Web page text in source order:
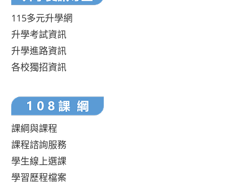
115多元升學網
升學考試資訊
升學進路資訊
各校獨招資訊
課綱與課程
課程諮詢服務
學生線上選課
學習歷程檔案